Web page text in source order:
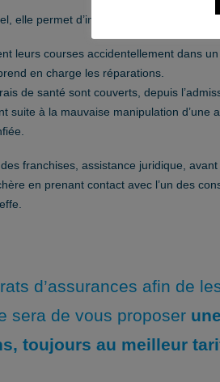
elle permet d’indemniser les dommages :
leurs courses accidentellement dans
en charge les réparations.
de santé sont couverts, depuis
suite à la mauvaise manipulation d’une
franchises, assistance juridique,
en prenant contact avec l’un des
d’assurances afin de
sera de vous proposer
toujours au meilleur